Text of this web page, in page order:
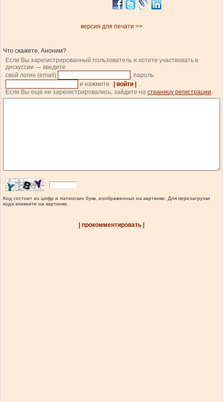
версия для печати >>
Что скажете, Аноним?
Если Вы зарегистрированный пользователь и хотите участвовать в
дискуссии — введите
свой логин (email)
, пароль
и нажмите
| войти |
.
Если Вы еще не зарегистрировались, зайдите на страницу регистрации.
Код состоит из цифр и латинских букв, изображенных на картинке. Для перезагрузки
кода кликните на картинке.
| прокомментировать |